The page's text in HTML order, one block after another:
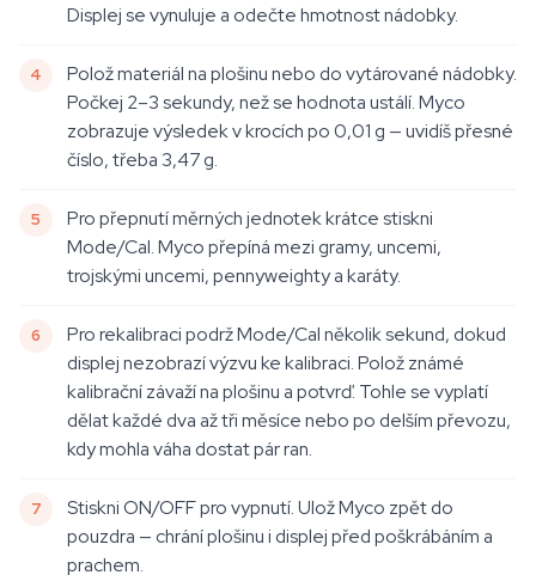
Displej se vynuluje a odečte hmotnost nádobky.
Polož materiál na plošinu nebo do vytárované nádobky.
Počkej 2–3 sekundy, než se hodnota ustálí. Myco
zobrazuje výsledek v krocích po 0,01 g — uvidíš přesné
číslo, třeba 3,47 g.
Pro přepnutí měrných jednotek krátce stiskni
Mode/Cal. Myco přepíná mezi gramy, uncemi,
trojskými uncemi, pennyweighty a karáty.
Pro rekalibraci podrž Mode/Cal několik sekund, dokud
displej nezobrazí výzvu ke kalibraci. Polož známé
kalibrační závaží na plošinu a potvrď. Tohle se vyplatí
dělat každé dva až tři měsíce nebo po delším převozu,
kdy mohla váha dostat pár ran.
Stiskni ON/OFF pro vypnutí. Ulož Myco zpět do
pouzdra — chrání plošinu i displej před poškrábáním a
prachem.